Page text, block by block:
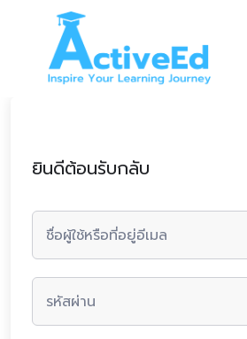
content
ยินดีต้อนรับกลับ